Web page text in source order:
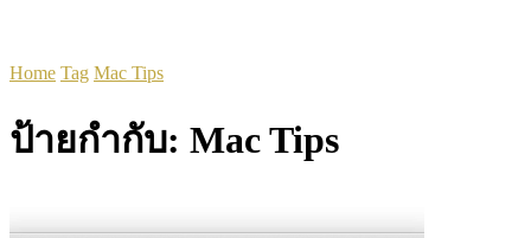
Home Tag Mac Tips
ป้ายกำกับ: Mac Tips